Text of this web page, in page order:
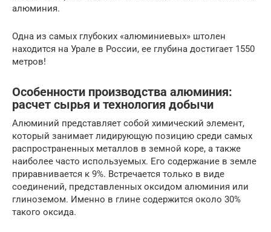
алюминия.
Одна из самых глубоких «алюминиевых» штолен
находится на Урале в России, ее глубина достигает 1550
метров!
Особенности производства алюминия:
расчет сырья и технология добычи
Алюминий представляет собой химический элемент,
который занимает лидирующую позицию среди самых
распространенных металлов в земной коре, а также
наиболее часто используемых. Его содержание в земле
приравнивается к 9%. Встречается только в виде
соединений, представленных оксидом алюминия или
глиноземом. Именно в глине содержится около 30%
такого оксида.